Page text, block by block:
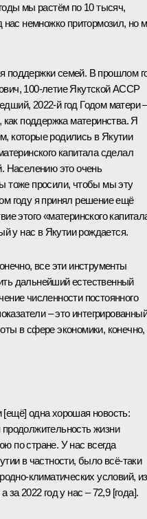
мы растём по 10 тысяч,
нас немножко притормозил, но
поддержки семей. В прошлом
100-летие Якутской АССР
2022-й год Годом матери –
как поддержка материнства. Я
которые родились в Якутии
капитала сделал
Населению это очень
тоже просили, чтобы мы эту
году я принял решение ещё
этого «материнского
у нас в Якутии рождается.
все эти инструменты
дальнейший естественный
численности постоянного
– это интегрированный
в сфере экономики, конечно,
одна хорошая новость:
жизни
по стране. У нас всегда
в частности, было всё-таки
климатических условий,
за 2022 год у нас – 72,9 [года].